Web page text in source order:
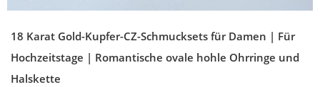
18 Karat Gold-Kupfer-CZ-Schmucksets für Damen | Für
Hochzeitstage | Romantische ovale hohle Ohrringe und
Halskette